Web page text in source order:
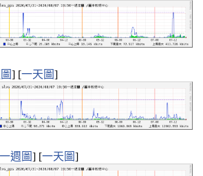
] [一天圖]
一週圖] [一天圖]